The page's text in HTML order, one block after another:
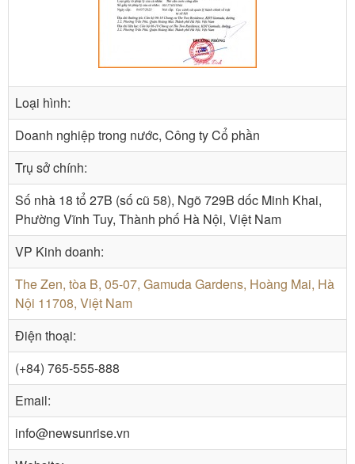
Loại hình:
Doanh nghiệp trong nước, Công ty Cổ phần
Trụ sở chính:
Số nhà 18 tổ 27B (số cũ 58), Ngõ 729B dốc Minh Khai,
Phường Vĩnh Tuy, Thành phố Hà Nội, Việt Nam
VP Kinh doanh:
The Zen, tòa B, 05-07, Gamuda Gardens, Hoàng Mai, Hà
Nội 11708, Việt Nam
Điện thoại:
(+84) 765-555-888
Email:
info@newsunrise.vn